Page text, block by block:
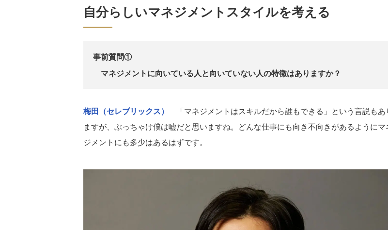
自分らしいマネジメントスタイルを考える
事前質問①
マネジメントに向いている人と向いていない人の特徴はありますか？
梅田（セレブリックス）
「マネジメントはスキルだから誰もできる」という言説もあ
ますが、ぶっちゃけ僕は嘘だと思いますね。どんな仕事にも向き不向きがあるようにマ
ジメントにも多少はあるはずです。